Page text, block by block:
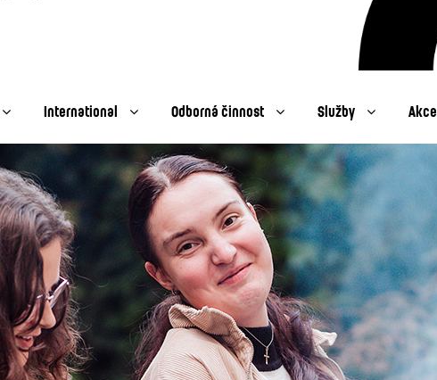
International Odborná činnost Služby Akce